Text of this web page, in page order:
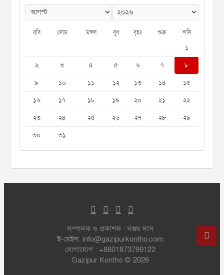
রবি সোম মঙ্গল বুধ বৃহঃ শুক্র শনি
১
২
৩ ৪ ৫ ৬ ৭
৮
৯
১০ ১১ ১২ ১৩ ১৪
১৫
১৬
১৭ ১৮ ১৯ ২০ ২১
২২
২৩
২৪ ২৫ ২৬ ২৭ ২৮
২৯
৩০
৩১
সম্পাদক ও প্রকাশক : সঞ্জয় দাস
ই-মেইল: info@gazipurkontho.com
যোগাযোগ : +8801873799122
Gazipur Kontho © 2026